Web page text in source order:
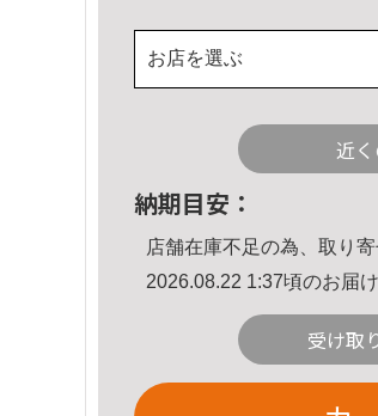
お店を選ぶ
近
納期目安：
店舗在庫不足の為、取り寄
2026.08.22 1:37頃のお届け
受け取